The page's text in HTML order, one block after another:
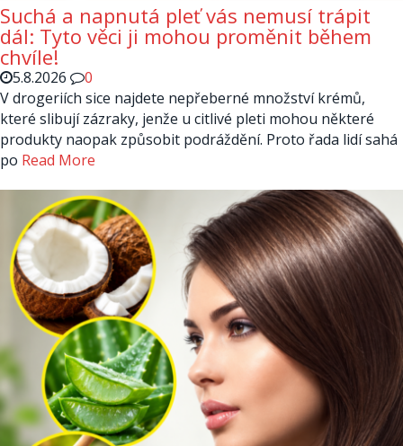
Suchá a napnutá pleť vás nemusí trápit
dál: Tyto věci ji mohou proměnit během
chvíle!
5.8.2026
0
V drogeriích sice najdete nepřeberné množství krémů,
které slibují zázraky, jenže u citlivé pleti mohou některé
produkty naopak způsobit podráždění. Proto řada lidí sahá
po Read More